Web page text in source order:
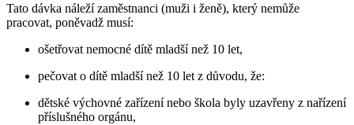
Tato dávka náleží zaměstnanci (muži i ženě), který nemůže
pracovat, poněvadž musí:
ošetřovat nemocné dítě mladší než 10 let,
pečovat o dítě mladší než 10 let z důvodu, že:
dětské výchovné zařízení nebo škola byly uzavřeny z nařízení
příslušného orgánu,